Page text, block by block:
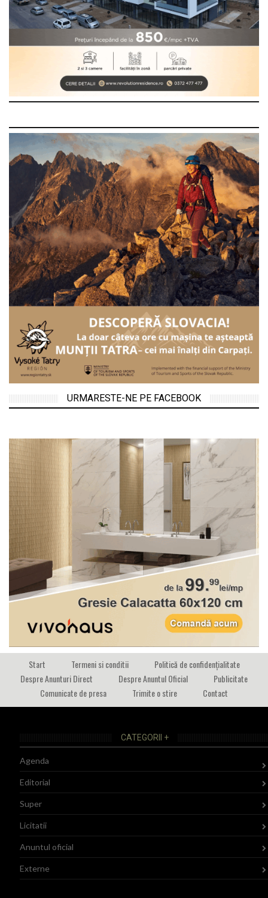
URMARESTE-NE PE FACEBOOK
Start Termeni si conditii
Politică de confidențialitate
Despre Anunturi Direct
Despre Anuntul Oficial
Publicitate
Comunicate de presa
Trimite o stire Contact
CATEGORII +
Agenda
Editorial
Super
Licitatii
Anuntul oficial
Externe